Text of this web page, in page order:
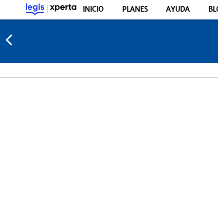
INICIO PLANES AYUDA